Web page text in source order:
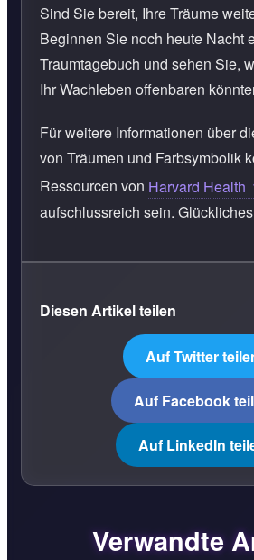
Sind Sie bereit, Ihre Träume
Beginnen Sie noch heute Nacht
Traumtagebuch und sehen Sie,
Ihr Wachleben offenbaren
Für weitere Informationen über
von Träumen und Farbsymbolik
Ressourcen von Harvard Health
aufschlussreich sein.
Diesen Artikel teilen
Auf Twitter
Auf Facebook
Auf LinkedIn
Verwandte